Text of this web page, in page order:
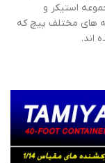
استیکر و
های مختلف پیچ که
اند.